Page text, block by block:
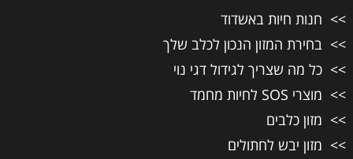
חנות חיות באשדוד
בחירת המזון הנכון לכלב שלך
כל מה שצריך לגידול דגי נוי
מוצרי SOS לחיות מחמד
מזון כלבים
מזון יבש לחתולים